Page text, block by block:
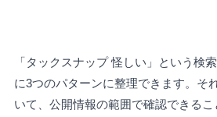
「タックスナップ 怪しい」という検
に3つのパターンに整理できます。そ
いて、公開情報の範囲で確認できる